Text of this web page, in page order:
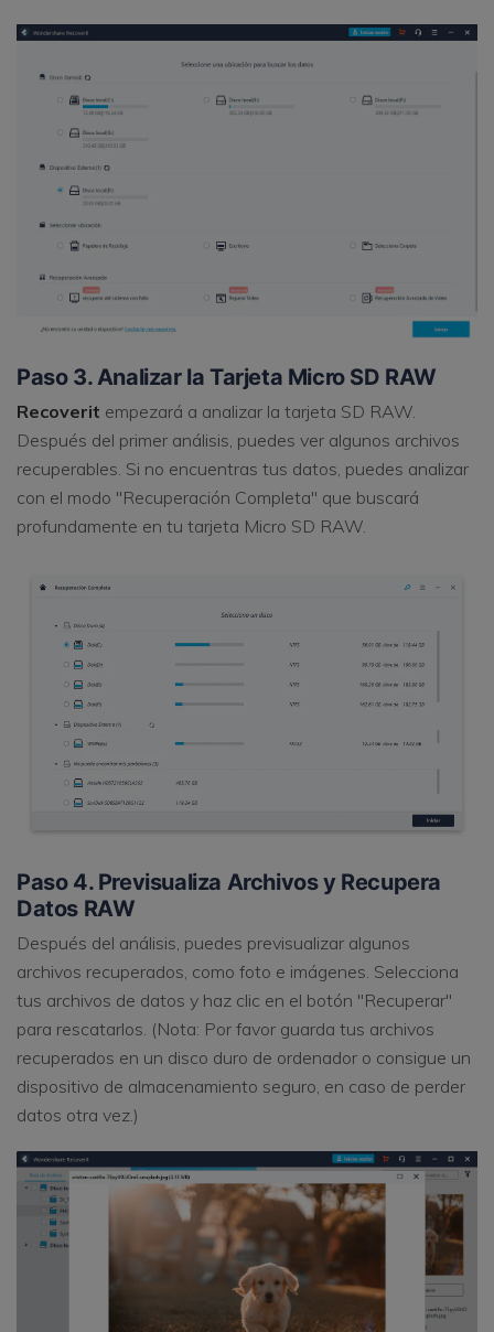
Paso 3. Analizar la Tarjeta Micro SD RAW
Recoverit empezará a analizar la tarjeta SD RAW.
Después del primer análisis, puedes ver algunos archivos
recuperables. Si no encuentras tus datos, puedes analizar
con el modo "Recuperación Completa" que buscará
profundamente en tu tarjeta Micro SD RAW.
Paso 4. Previsualiza Archivos y Recupera
Datos RAW
Después del análisis, puedes previsualizar algunos
archivos recuperados, como foto e imágenes. Selecciona
tus archivos de datos y haz clic en el botón "Recuperar"
para rescatarlos. (Nota: Por favor guarda tus archivos
recuperados en un disco duro de ordenador o consigue un
dispositivo de almacenamiento seguro, en caso de perder
datos otra vez.)